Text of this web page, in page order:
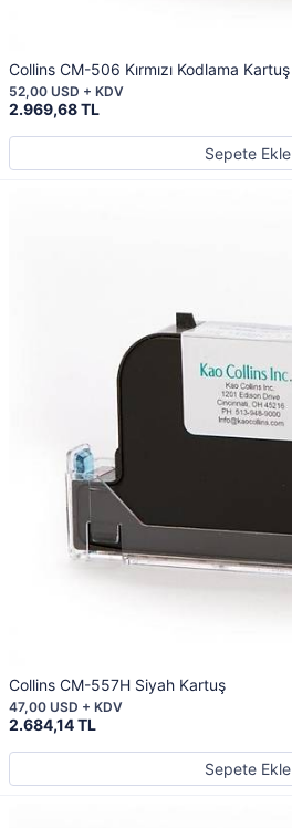
Collins CM-506 Kırmızı Kodlama Kartuş
2.969,68 TL
52,00 USD + KDV
Sepete Ekle
Collins CM-557H Siyah Kartuş
2.684,14 TL
47,00 USD + KDV
Sepete Ekle